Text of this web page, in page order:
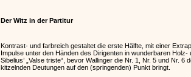
Der Witz in der Partitur
Kontrast- und farbreich gestaltet die erste Hälfte, mit einer
Impulse unter den Händen des Dirigenten in wunderbaren
Sibelius’ „Valse triste“, bevor Wallinger die Nr. 1, Nr. 5 und Nr.
kitzelnden Deutungen auf den (springenden) Punkt bringt.